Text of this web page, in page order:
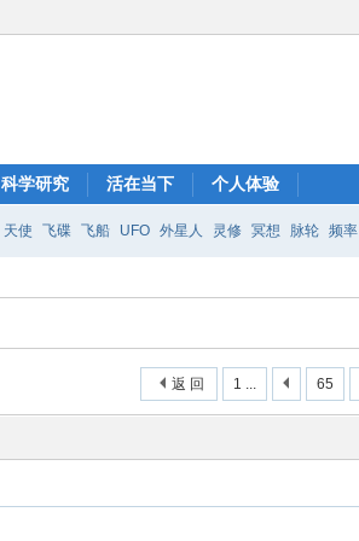
科学研究 活在当下 个人体验
天使 飞碟 飞船 UFO 外星人 灵修 冥想 脉轮 频率
1 ... 65
返 回